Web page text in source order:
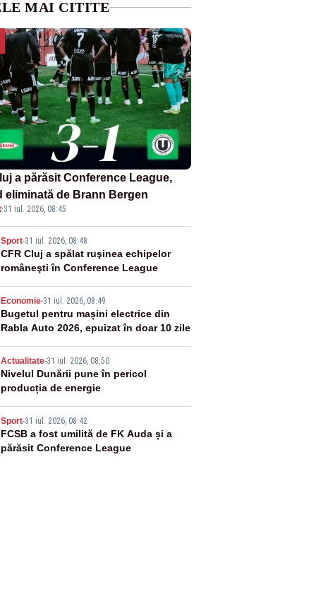
MAI CITITE
a părăsit Conference League,
eliminată de Brann Bergen
·31 iul. 2026, 08:45
Sport-31 iul. 2026, 08:48
CFR Cluj a spălat ruşinea echipelor
româneşti în Conference League
Economie-31 iul. 2026, 08:49
Bugetul pentru mașini electrice din
Rabla Auto 2026, epuizat în doar 10 zile
Actualitate-31 iul. 2026, 08:50
Nivelul Dunării pune în pericol
producția de energie
Sport-31 iul. 2026, 08:42
FCSB a fost umilită de FK Auda și a
părăsit Conference League